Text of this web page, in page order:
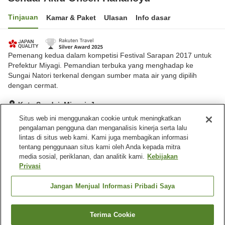
Tinjauan Kamar & Paket Ulasan Info dasar
Pemenang kedua dalam kompetisi Festival Sarapan 2017 untuk
Prefektur Miyagi. Pemandian terbuka yang menghadap ke
Sungai Natori terkenal dengan sumber mata air yang dipilih
dengan cermat.
Kota Sendai, Miyagi, Jepang
Lihat di peta
Sangat baik Ulasan:169
Fasilitas properti
Tempat parkir
Spa / Salon kecantikan
Lounge
Cari kamar
Situs web ini menggunakan cookie untuk meningkatkan
pengalaman pengguna dan menganalisis kinerja serta lalu
lintas di situs web kami. Kami juga membagikan informasi
tentang penggunaan situs kami oleh Anda kepada mitra
media sosial, periklanan, dan analitik kami. Kebijakan
Privasi
Jangan Menjual Informasi Pribadi Saya
Terima Cookie